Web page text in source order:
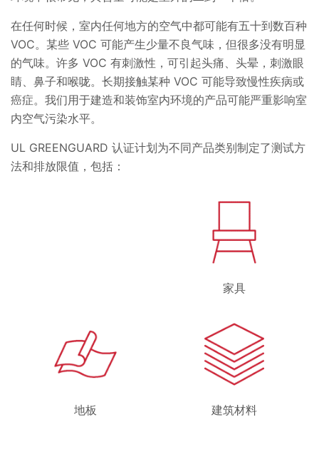
在任何时候，室内任何地方的空气中都可能有五十到数百种
VOC。某些 VOC 可能产生少量不良气味，但很多没有明显
的气味。许多 VOC 有刺激性，可引起头痛、头晕，刺激眼
睛、鼻子和喉咙。长期接触某种 VOC 可能导致慢性疾病或
癌症。我们用于建造和装饰室内环境的产品可能严重影响室
内空气污染水平。
UL GREENGUARD 认证计划为不同产品类别制定了测试方
法和排放限值，包括：
家具
地板 建筑材料